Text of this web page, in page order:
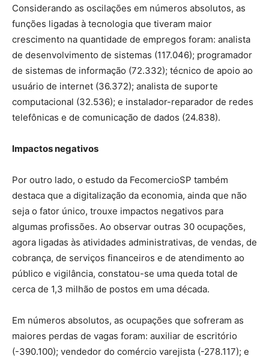
Considerando as oscilações em números absolutos, as
funções ligadas à tecnologia que tiveram maior
crescimento na quantidade de empregos foram: analista
de desenvolvimento de sistemas (117.046); programador
de sistemas de informação (72.332); técnico de apoio ao
usuário de internet (36.372); analista de suporte
computacional (32.536); e instalador-reparador de redes
telefônicas e de comunicação de dados (24.838).
Impactos negativos
Por outro lado, o estudo da FecomercioSP também
destaca que a digitalização da economia, ainda que não
seja o fator único, trouxe impactos negativos para
algumas profissões. Ao observar outras 30 ocupações,
agora ligadas às atividades administrativas, de vendas, de
cobrança, de serviços financeiros e de atendimento ao
público e vigilância, constatou-se uma queda total de
cerca de 1,3 milhão de postos em uma década.
Em números absolutos, as ocupações que sofreram as
maiores perdas de vagas foram: auxiliar de escritório
(-390.100); vendedor do comércio varejista (-278.117); e